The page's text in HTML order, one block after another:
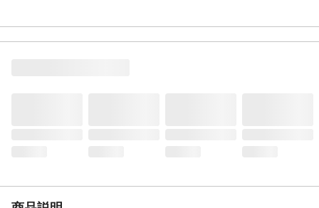
材質3
ハンマー:超硬合金